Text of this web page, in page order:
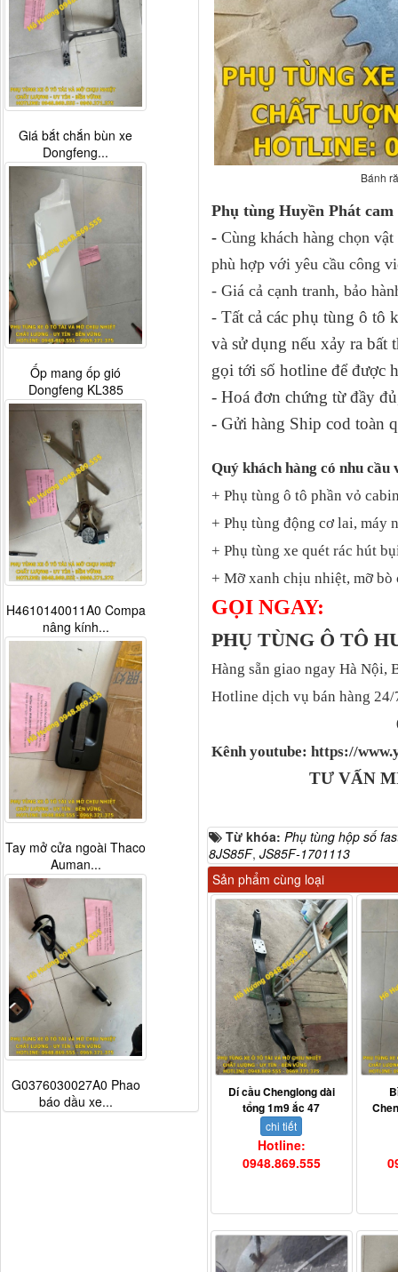
Bánh
Phụ tùng Huyền Phát
- Cùng khách hàng chọn
phù hợp với yêu cầu công
- Giá cả cạnh tranh, bảo
- Tất cả các phụ tùng ô tô
và sử dụng nếu xảy ra
gọi tới số hotline để được
- Hoá đơn chứng từ đầy
- Gửi hàng Ship cod toàn
Quý khách hàng có nhu cầu
+ Phụ tùng ô tô phần vỏ
+ Phụ tùng động cơ lai, máy
+ Phụ tùng xe quét rác hút
+ Mỡ xanh chịu nhiệt, mỡ
GỌI NGAY:
PHỤ TÙNG Ô TÔ
Hàng sẵn giao ngay Hà Nội,
Hotline dịch vụ bán hàng 24/
Kênh youtube: https://
TƯ VẤN
Từ khóa: Phụ tùng hộp số
8JS85F, JS85F-1701113
Sản phẩm cùng loại
Dí cầu Chenglong dài
tổng 1m9 ắc 47
chi tiết
Hotline:
0948.869.555
Giá bắt chắn bùn xe
Dongfeng...
Ốp mang ốp gió
Dongfeng KL385
H4610140011A0 Compa
nâng kính...
Tay mở cửa ngoài Thaco
Auman...
G0376030027A0 Phao
báo dầu xe...